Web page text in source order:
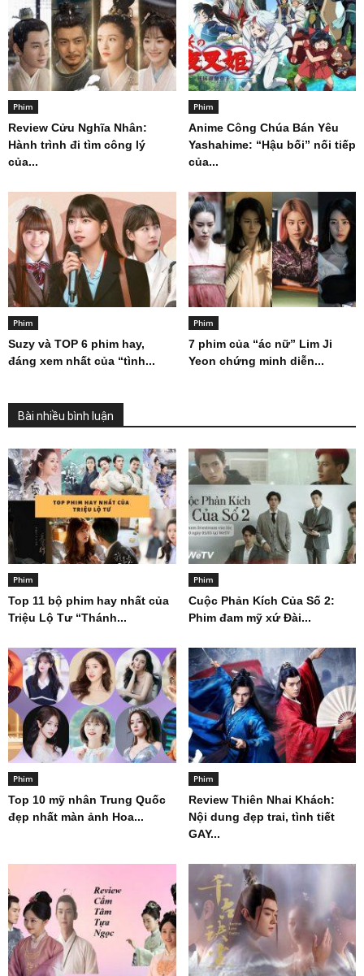
Phim
Review Cửu Nghĩa Nhân:
Hành trình đi tìm công lý
của...
Phim
Anime Công Chúa Bán Yêu
Yashahime: “Hậu bối” nối tiếp
của...
Phim
Suzy và TOP 6 phim hay,
đáng xem nhất của “tình...
Phim
7 phim của “ác nữ” Lim Ji
Yeon chứng minh diễn...
Bài nhiều bình luận
Phim
Top 11 bộ phim hay nhất của
Triệu Lộ Tư “Thánh...
Phim
Cuộc Phản Kích Của Số 2:
Phim đam mỹ xứ Đài...
Phim
Top 10 mỹ nhân Trung Quốc
đẹp nhất màn ảnh Hoa...
Phim
Review Thiên Nhai Khách:
Nội dung đẹp trai, tình tiết
GAY...